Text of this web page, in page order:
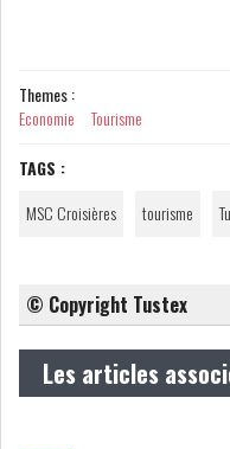
ANALYSE HEBDOMADAIRE
ARCHIVES DES COURS
Themes :
Economie
Tourisme
TAGS :
MSC Croisières
tourisme
© Copyright Tustex
Les articles